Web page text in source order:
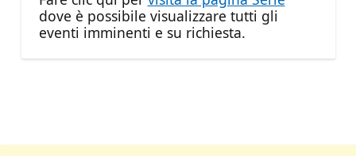
dove è possibile visualizzare tutti gli
eventi imminenti e su richiesta.